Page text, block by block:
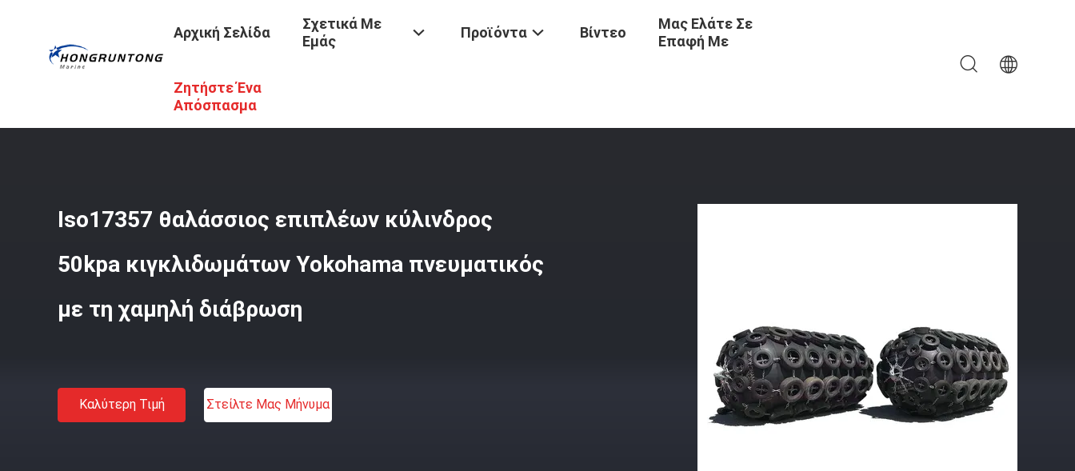
Αρχική Σελίδα
Σχετικά Με
Εμάς
Προϊόντα Βίντεο
Μας Ελάτε Σε
Επαφή Με
Ζητήστε Ένα
Απόσπασμα
Προϊόντα / Πνευματικό Λαστιχένιο Κιγκλίδωμα
Iso17357 θαλάσσιος επιπλέων κύλινδρος
50kpa κιγκλιδωμάτων Yokohama πνευματικός
με τη χαμηλή διάβρωση
Καλύτερη Τιμή Στείλτε Μας Μήνυμα